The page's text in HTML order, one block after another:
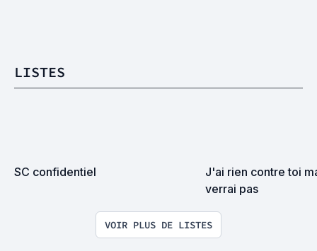
LISTES
SC confidentiel
J'ai rien contre toi
verrai pas
VOIR PLUS DE LISTES